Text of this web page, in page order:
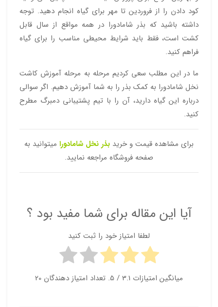
کود دادن را از فروردین تا مهر برای گیاه انجام دهید. توجه
داشته باشید که بذر شامادورا در همه مواقع از سال قابل
کشت است، فقط باید شرایط محیطی مناسب را برای گیاه
فراهم کنید.
ما در این مطلب سعی کردیم مرحله به مرحله آموزش کاشت
نخل شامادورا به کمک بذر را به شما آموزش دهیم. اگر سوالی
درباره این گیاه دارید، آن را با تیم پشتیبانی دمبرگ مطرح
کنید.
برای مشاهده قیمت و خرید بذر نخل شامادورا میتوانید به
صفحه فروشگاه مراجعه نمایید.
آیا این مقاله برای شما مفید بود ؟
لطفا امتیاز خود را ثبت کنید
میانگین امتیازات 3.1 / 5. تعداد امتیاز دهندگان 20